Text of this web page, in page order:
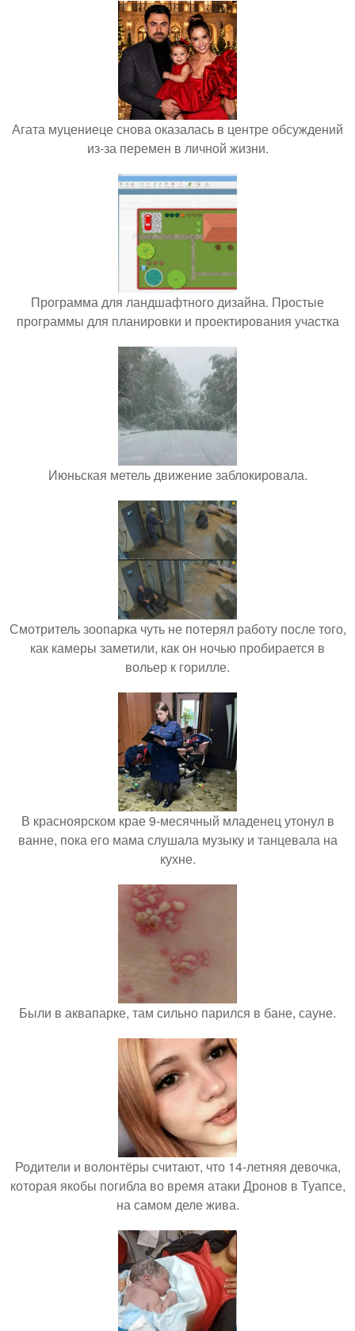
Агата муцениеце снова оказалась в центре обсуждений
из-за перемен в личной жизни.
Программа для ландшафтного дизайна. Простые
программы для планировки и проектирования участка
Июньская метель движение заблокировала.
Смотритель зоопарка чуть не потерял работу после того,
как камеры заметили, как он ночью пробирается в
вольер к горилле.
В красноярском крае 9-месячный младенец утонул в
ванне, пока его мама слушала музыку и танцевала на
кухне.
Были в аквапарке, там сильно парился в бане, сауне.
Родители и волонтёры считают, что 14-летняя девочка,
которая якобы погибла во время атаки Дронов в Туапсе,
на самом деле жива.